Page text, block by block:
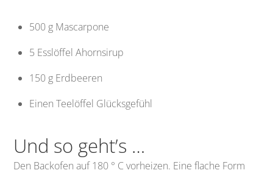
500 g Mascarpone
5 Esslöffel Ahornsirup
150 g Erdbeeren
Einen Teelöffel Glücksgefühl
Und so geht’s …
Den Backofen auf 180 ° C vorheizen. Eine flache Form